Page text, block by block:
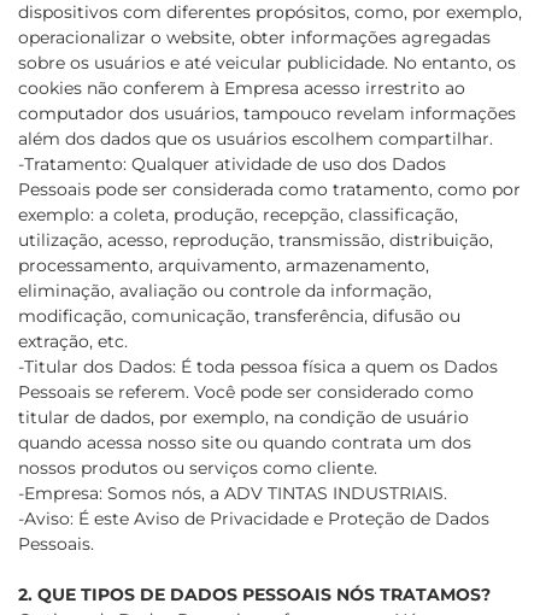
dispositivos com diferentes propósitos, como, por exemplo,
operacionalizar o website, obter informações agregadas
sobre os usuários e até veicular publicidade. No entanto, os
cookies não conferem à Empresa acesso irrestrito ao
computador dos usuários, tampouco revelam informações
além dos dados que os usuários escolhem compartilhar.
-Tratamento: Qualquer atividade de uso dos Dados
Pessoais pode ser considerada como tratamento, como por
exemplo: a coleta, produção, recepção, classificação,
utilização, acesso, reprodução, transmissão, distribuição,
processamento, arquivamento, armazenamento,
eliminação, avaliação ou controle da informação,
modificação, comunicação, transferência, difusão ou
extração, etc.
-Titular dos Dados: É toda pessoa física a quem os Dados
Pessoais se referem. Você pode ser considerado como
titular de dados, por exemplo, na condição de usuário
quando acessa nosso site ou quando contrata um dos
nossos produtos ou serviços como cliente.
-Empresa: Somos nós, a ADV TINTAS INDUSTRIAIS.
-Aviso: É este Aviso de Privacidade e Proteção de Dados
Pessoais.
2. QUE TIPOS DE DADOS PESSOAIS NÓS TRATAMOS?